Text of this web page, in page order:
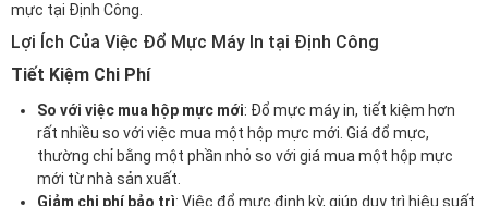
mực tại Định Công.
Lợi Ích Của Việc Đổ Mực Máy In tại Định Công
Tiết Kiệm Chi Phí
So với việc mua hộp mực mới: Đổ mực máy in, tiết kiệm hơn
rất nhiều so với việc mua một hộp mực mới. Giá đổ mực,
thường chỉ bằng một phần nhỏ so với giá mua một hộp mực
mới từ nhà sản xuất.
Giảm chi phí bảo trì: Việc đổ mực định kỳ, giúp duy trì hiệu suất